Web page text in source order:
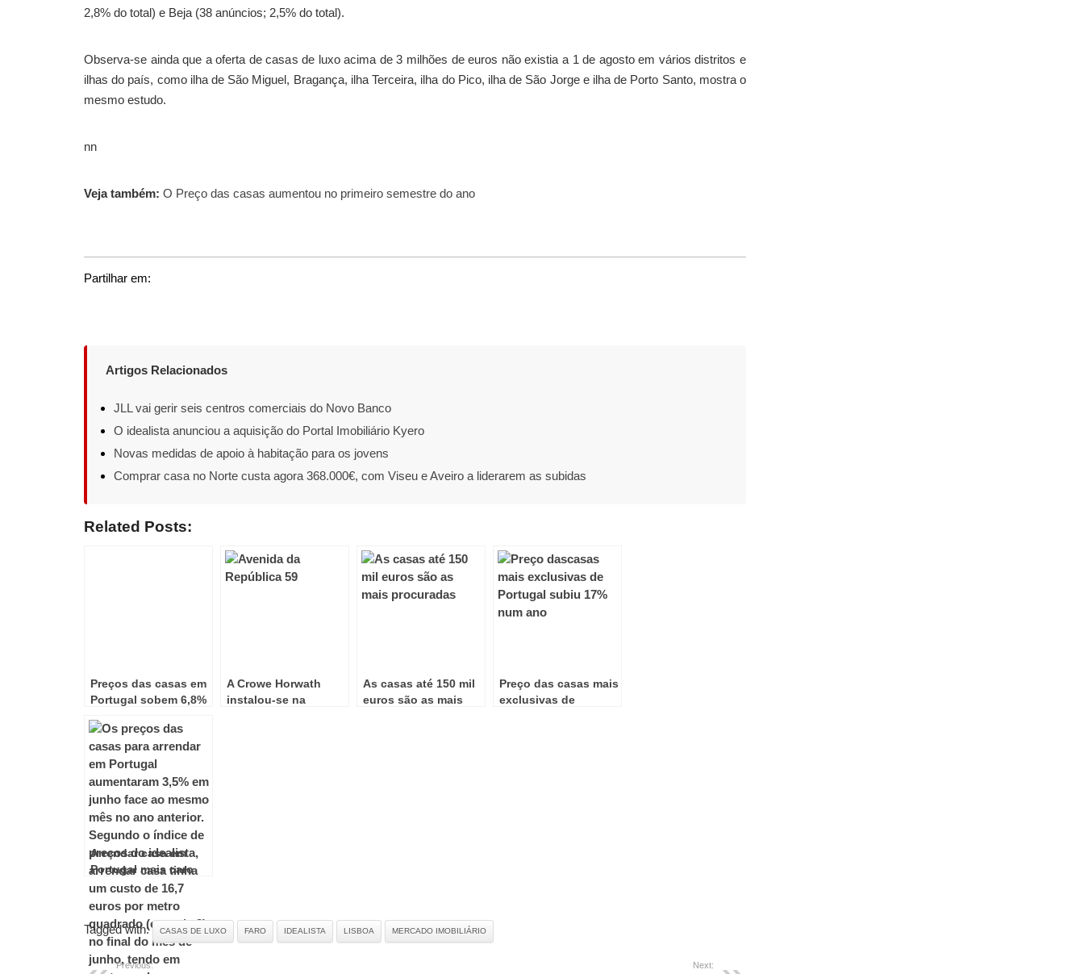
2,8% do total) e Beja (38 anúncios; 2,5% do total).
Observa-se ainda que a oferta de casas de luxo acima de 3 milhões de euros não existia a 1 de agosto em vários distritos e
ilhas do país, como ilha de São Miguel, Bragança, ilha Terceira, ilha do Pico, ilha de São Jorge e ilha de Porto Santo, mostra o
mesmo estudo.
nn
Veja também: O Preço das casas aumentou no primeiro semestre do ano
Partilhar em:
Artigos Relacionados
JLL vai gerir seis centros comerciais do Novo Banco
O idealista anunciou a aquisição do Portal Imobiliário Kyero
Novas medidas de apoio à habitação para os jovens
Comprar casa no Norte custa agora 368.000€, com Viseu e Aveiro a liderarem as subidas
Related Posts:
Preços das casas em
Portugal sobem 6,8%
novo máximo
histórico
A Crowe Horwath
instalou-se na
As casas até 150 mil
euros são as mais
Preço das casas mais
exclusivas de
Arrendar casa em
Portugal mais caro
em junho
Tagged with: CASAS DE LUXO FARO IDEALISTA LISBOA MERCADO IMOBILIÁRIO
Previous: Next: